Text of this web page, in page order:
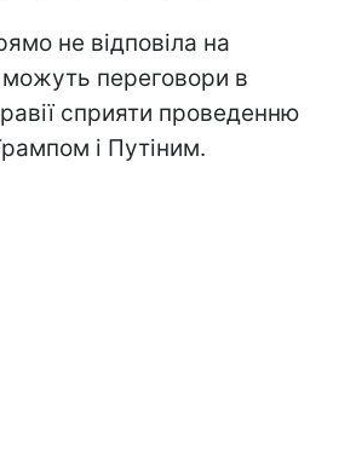
не відповіла на
можуть переговори в
сприяти проведенню
і Путіним.